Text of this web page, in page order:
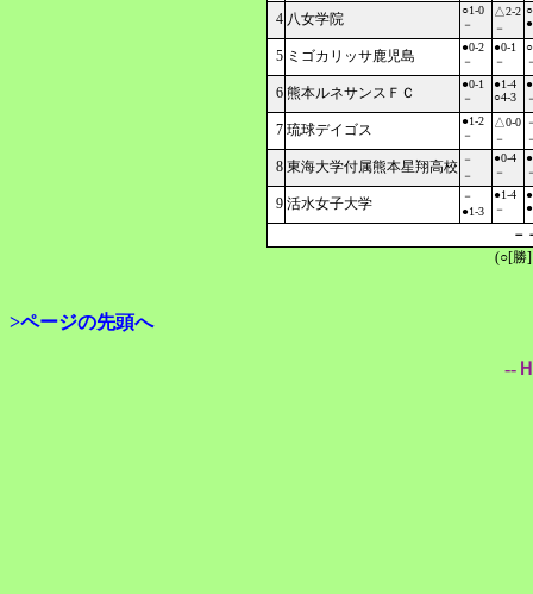
4 八女学院
○1-0
－
△2-2
－
5 ミゴカリッサ鹿児島
●0-2
－
●0-1
－
6 熊本ルネサンスＦＣ
●0-1
－
●1-4
○4-3
7 琉球デイゴス
●1-2
－
△0-0
－
8 東海大学付属熊本星翔高校 －
－
●0-4
－
9 活水女子大学
－
●1-3
●1-4
－
－
(○[勝
>ページの先頭へ
--